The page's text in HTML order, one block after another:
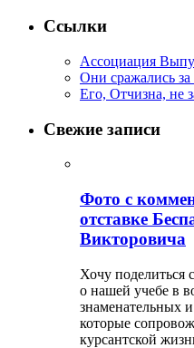
Ссылки
Ассоциация
Они сражались
Его, Отчизна, не
Свежие записи
Фото с
отставке
Викторовича
Хочу
о нашей учебе в
знаменательных
которые
курсантской